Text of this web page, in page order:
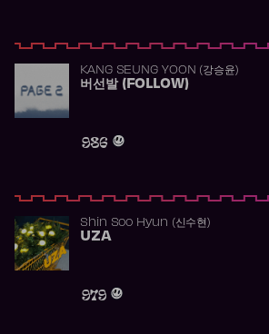
KANG SEUNG YOON (강승윤)
버선발 (FOLLOW)
986
Shin Soo Hyun (신수현)
UZA
979